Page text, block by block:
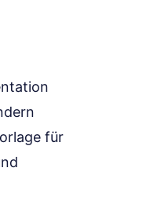
für